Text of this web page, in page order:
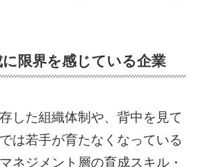
に限界を感じている企業
した組織体制や、背中を見て
は若手が育たなくなっている
ネジメント層の育成スキル・